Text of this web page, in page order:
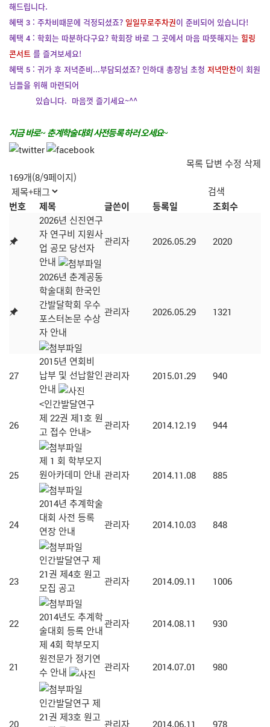
해드립니다.
혜택 3 : 주차비때문에 걱정되셨죠? 일일무로주차권이 준비되어 있습니다!
혜택 4 : 학회는 따분하다구요? 학회장 바로 그 곳에서 마음 따뜻해지는 힐링
콘서트 를 즐겨보세요!
혜택 5 : 귀가 후 저녁준비...부담되셨죠? 인하대 총장님 초청 저녁만찬이 회원
님들을 위해 마련되어
있습니다. 마음껏 즐기세요~^^
지금 바로~춘계학술대회 사전등록 하러 오세요~
목록 답변 수정 삭제
169개(8/9페이지)
번호 제목 글쓴이 등록일
조회수
2026년 신진연구
자 연구비 지원사
업 공모 당선자
안내
관리자 2026.05.29 2020
2026년 춘계공동
학술대회 한국인
간발달학회 우수
포스터논문 수상
자 안내
관리자 2026.05.29 1321
27
2015년 연회비
납부 및 선납할인
안내
관리자 2015.01.29 940
26
<인간발달연구
제 22권 제1호 원
고 접수 안내>
관리자 2014.12.19 944
25
제 1 회 학부모지
원아카데미 안내 관리자 2014.11.08 885
24
2014년 추계학술
대회 사전 등록
연장 안내
관리자 2014.10.03 848
23
인간발달연구 제
21권 제4호 원고
모집 공고
관리자 2014.09.11 1006
22
2014년도 추계학
술대회 등록 안내
관리자 2014.08.11 930
21
제 4회 학부모지
원전문가 정기연
수 안내
관리자 2014.07.01 980
20
인간발달연구 제
21권 제3호 원고
관리자 2014.06.11 978